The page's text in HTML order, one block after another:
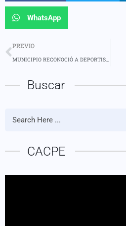
WhatsApp
PREVIO
MUNICIPIO RECONOCIÓ A DEPORTISTAS ESPECIALES DESTACADOS
Buscar
CACPE